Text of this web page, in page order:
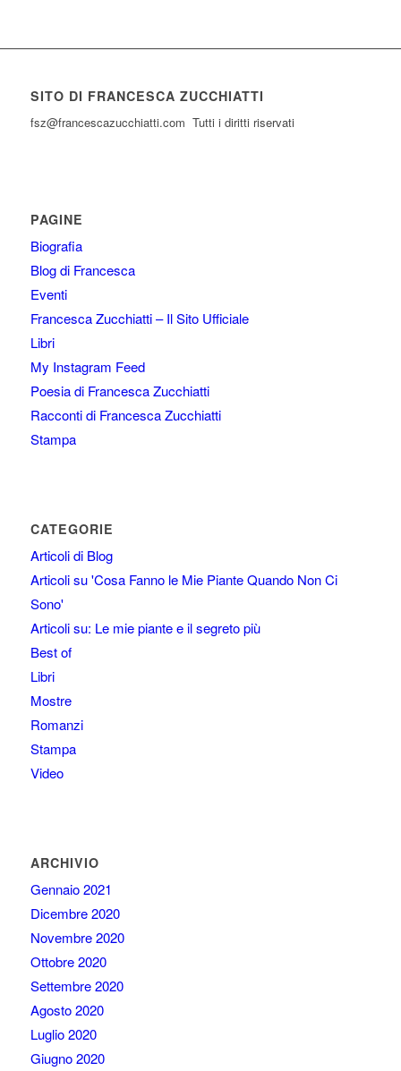
SITO DI FRANCESCA ZUCCHIATTI
fsz@francescazucchiatti.com Tutti i diritti riservati
PAGINE
Biografia
Blog di Francesca
Eventi
Francesca Zucchiatti – Il Sito Ufficiale
Libri
My Instagram Feed
Poesia di Francesca Zucchiatti
Racconti di Francesca Zucchiatti
Stampa
CATEGORIE
Articoli di Blog
Articoli su 'Cosa Fanno le Mie Piante Quando Non Ci
Sono'
Articoli su: Le mie piante e il segreto più
Best of
Libri
Mostre
Romanzi
Stampa
Video
ARCHIVIO
Gennaio 2021
Dicembre 2020
Novembre 2020
Ottobre 2020
Settembre 2020
Agosto 2020
Luglio 2020
Giugno 2020